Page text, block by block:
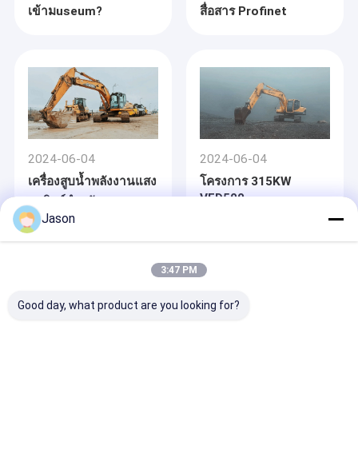
เข้ามuseum?
สื่อสาร Profinet
2024-06-04
เครื่องสูบน้ำพลังงานแสง
ชลประทานและการ
ประปาในพื้นที่ชนบท
2024-06-04
โครงการ 315KW
VFD500
Jason
3:47 PM
Good day, what product are you looking for?